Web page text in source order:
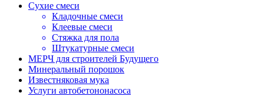
Сухие смеси
Кладочные смеси
Клеевые смеси
Стяжка для пола
Штукатурные смеси
МЕРЧ для строителей Будущего
Минеральный порошок
Известняковая мука
Услуги автобетононасоса